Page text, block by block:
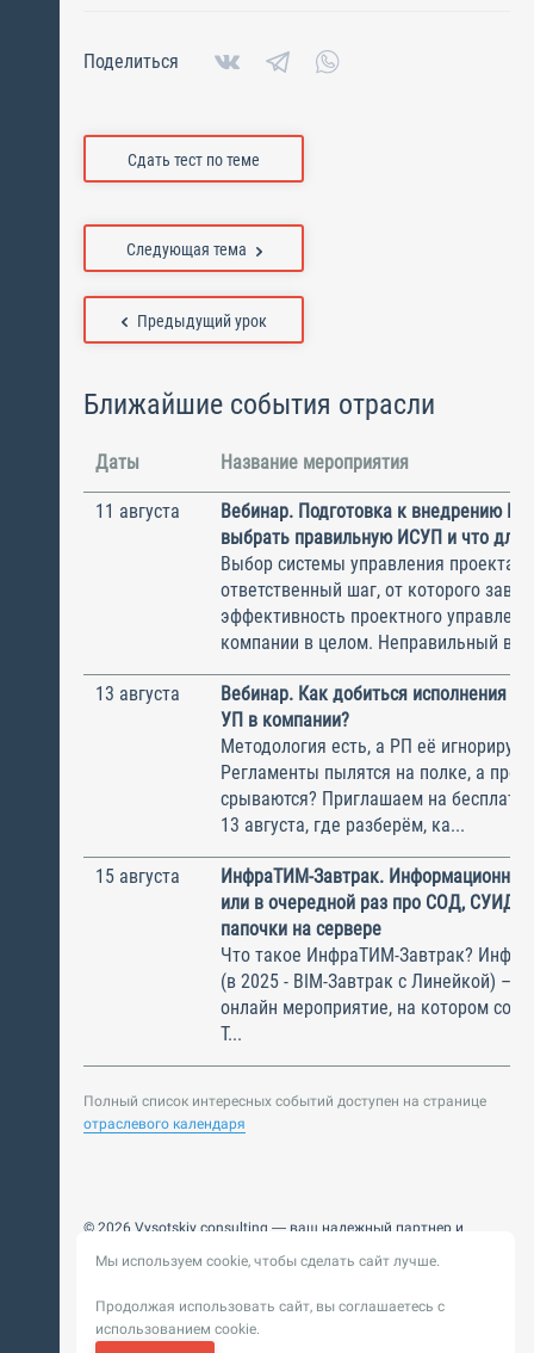
Поделиться
Сдать тест по теме
Предыдущий урок
Следующая тема
Ближайшие события отрасли
Даты Название мероприятия
11 августа
Вебинар. Подготовка к внедрению
выбрать правильную ИСУП и что для
Выбор системы управления
ответственный шаг, от которого
эффективность проектного
компании в целом. Неправильный
13 августа
Вебинар. Как добиться исполнения
УП в компании?
Методология есть, а РП её
Регламенты пылятся на полке, а
срываются? Приглашаем на
13 августа, где разберём, ка...
15 августа
ИнфраТИМ-Завтрак.
или в очередной раз про СОД, СУИД и
папочки на сервере
Что такое ИнфраТИМ-Завтрак?
(в 2025 - BIM-Завтрак с Линейкой) –
онлайн мероприятие, на котором
Т...
Полный список интересных событий доступен на странице
отраслевого календаря
© 2026 Vysotskiy consulting — ваш надежный партнер и
Цифровизация, BIM, ИИ. Внедряем и оптимизируем
Пользовательское
соглашение
Политика обработки персональных
данных
Мы используем cookie, чтобы сделать сайт лучше.
Продолжая использовать сайт, вы соглашаетесь с
использованием cookie.